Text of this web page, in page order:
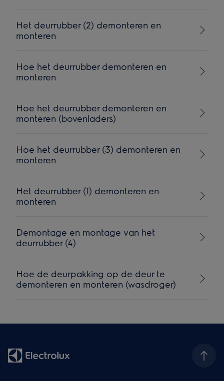
Het deurrubber (2) demonteren en
monteren
Hoe het deurrubber demonteren en
monteren
Hoe het deurrubber demonteren en
monteren (bovenladers)
Hoe het deurrubber (3) demonteren en
monteren
Het deurrubber (1) demonteren en
monteren
Demontage en montage van het
deurrubber (4)
Hoe de deurpakking op de deur te
demonteren en monteren (wasdroger)